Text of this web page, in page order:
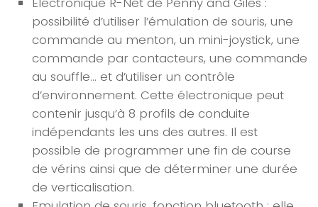
possibilité d’utiliser l’émulation de souris, une
commande au menton, un mini-joystick, une
commande par contacteurs, une commande
au souffle… et d’utiliser un contrôle
d’environnement. Cette électronique peut
contenir jusqu’à 8 profils de conduite
indépendants les uns des autres. Il est
possible de programmer une fin de course
de vérins ainsi que de déterminer une durée
de verticalisation.